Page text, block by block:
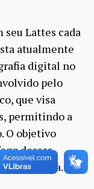
seu Lattes cada
atualmente
digital no
pelo
que visa
permitindo a
O objetivo
dessas
explica.